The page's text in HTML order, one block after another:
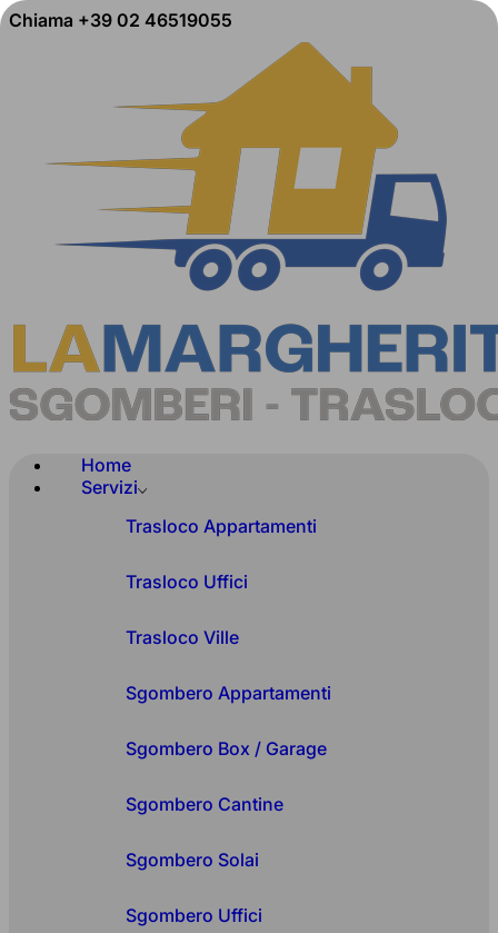
Chiama +39 02 46519055
Home
Servizi
Trasloco Appartamenti
Trasloco Uffici
Trasloco Ville
Sgombero Appartamenti
Sgombero Box / Garage
Sgombero Cantine
Sgombero Solai
Sgombero Uffici